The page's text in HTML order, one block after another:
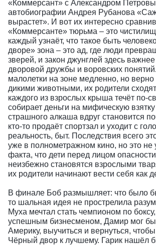
«Коммерсант» с Александром
автобиографии Андрея Рубанова
вырастет». И вот их интересно
«Коммерсанте» тюрьма – это
каждый узнаёт, что такое быть
дворе» зона – это ад, где люди
зверей, и закон джунглей здесь
дворовой дружбы и воровских
малолетки на зоне медленно, но верно
дикими животными, их родители
каждого из взрослых крыша течёт по-
собирает деньги на мифическую взятку
страшного алкаша вдруг становится
кто-то продаёт спортзал и уходит с
реальность, быт. Последствия всего
уже в полнометражном кино, но это не
факта, что дети перед лицом
неизбежно становятся взрослыми
их родители начинают вести себя как
В финале Боб размышляет: что было
то шальная идея не прострелила
Муха мечтал стать чемпионом по
успешным бизнесменом, Дамир мог бы
Америку, выучиться и вернуться,
Чёрный двор к лучшему. Гарик нашёл